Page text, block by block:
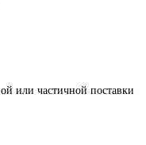
или частичной поставки